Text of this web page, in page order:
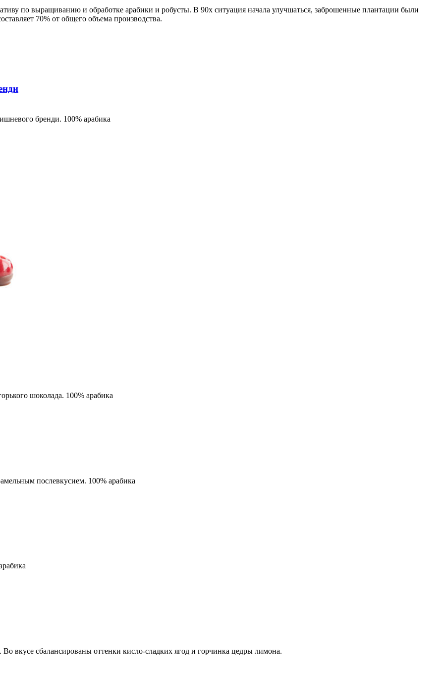
по выращиванию и обработке арабики и робусты. В 90х ситуация начала улучшаться, заброшенные плантации были
70% от общего объема производства.
бренди. 100% арабика
шоколада. 100% арабика
послевкусием. 100% арабика
вкусе сбалансированы оттенки кисло-сладких ягод и горчинка цедры лимона.